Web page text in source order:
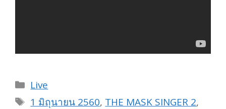
Categories
Live
Tags
1 มิถุนายน 2560, THE MASK SINGER 2,